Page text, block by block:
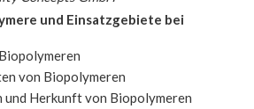
und Einsatzgebiete bei
von Biopolymeren
Herkunft von Biopolymeren